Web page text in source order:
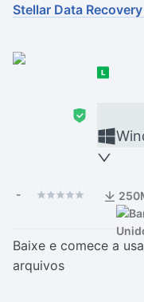
Stellar Data
-
Baixe e comece a
arquivos